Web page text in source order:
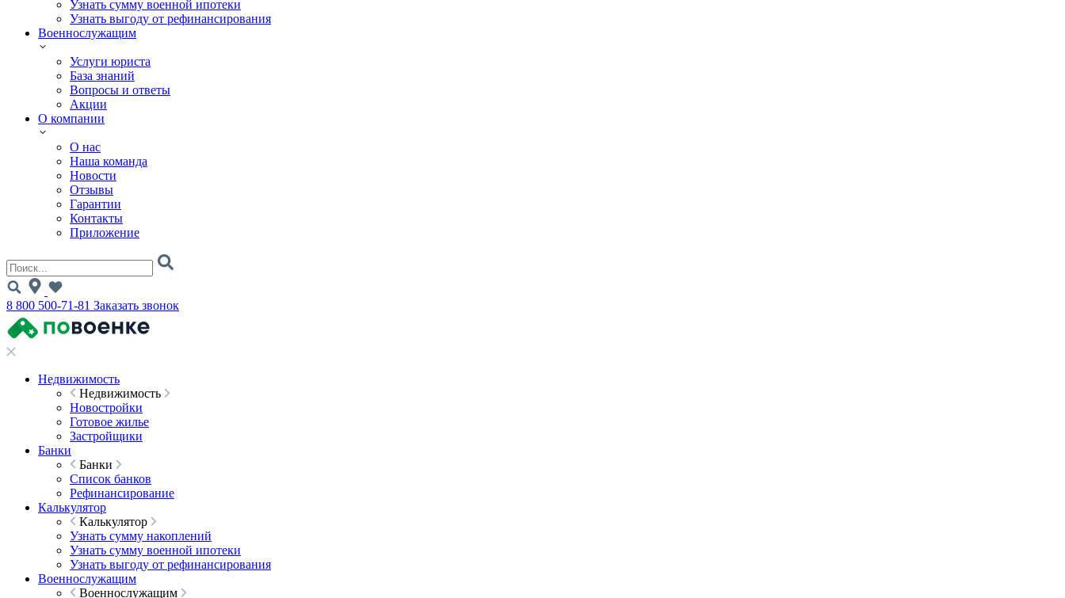
Узнать сумму военной ипотеки
Узнать выгоду от рефинансирования
Военнослужащим
Услуги юриста
База знаний
Вопросы и ответы
Акции
О компании
О нас
Наша команда
Новости
Отзывы
Гарантии
Контакты
Приложение
8 800 500-71-81 Заказать звонок
Недвижимость
Недвижимость
Новостройки
Готовое жилье
Застройщики
Банки
Банки
Список банков
Рефинансирование
Калькулятор
Калькулятор
Узнать сумму накоплений
Узнать сумму военной ипотеки
Узнать выгоду от рефинансирования
Военнослужащим
Военнослужащим